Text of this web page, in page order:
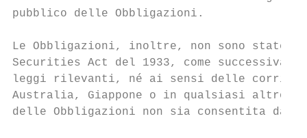
pubblico delle Obbligazioni.
Le Obbligazioni, inoltre, non sono state
Securities Act del 1933, come
leggi rilevanti, né ai sensi delle
Australia, Giappone o in qualsiasi altro
delle Obbligazioni non sia consentita